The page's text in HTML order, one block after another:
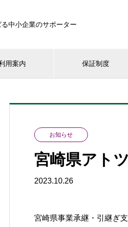
中小企業のサポーター
用案内 保証制度
お知らせ
宮崎県アト
2023.10.26
宮崎県事業承継・引継ぎ